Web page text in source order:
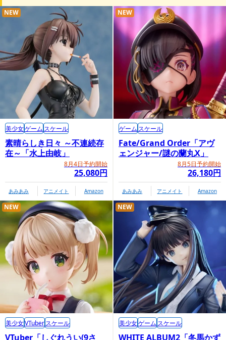
素晴らしき日々 ～不連続存
在～「水上由岐」
8月4日予約開始
25,080円
NEW
美少女ゲーム スケール
あみあみ アニメイト Amazon
Fate/Grand Order「アヴ
ェンジャー/謎の蘭丸X」
8月5日予約開始
26,180円
NEW
ゲーム スケール
あみあみ アニメイト Amazon
VTuber「しぐれうい(9さ
NEW
美少女VTuberスケール
WHITE ALBUM2「冬馬かず
NEW
美少女ゲーム スケール